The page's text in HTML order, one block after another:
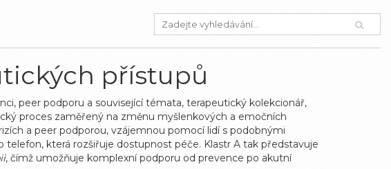
přístupů
peer podporu a související témata, terapeutický kolekcionář,
proces zaměřený na změnu myšlenkových a emočních
a peer podporou, vzájemnou pomocí lidí s podobnými
telefon, která rozšiřuje dostupnost péče. Klastr A tak představuje
, čímž umožňuje komplexní podporu od prevence po akutní